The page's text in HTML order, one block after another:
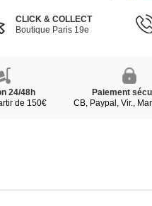
CLICK & COLLECT
Boutique Paris 19e
24/48h
de 150€
Paiement
CB, Paypal, Vir.,